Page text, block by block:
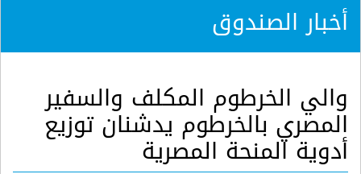
أخبار الصندوق
والي الخرطوم المكلف والسفير
المصري بالخرطوم يدشنان توزيع
أدوية المنحة المصرية